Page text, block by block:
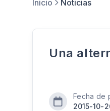
Inicio Noticias
Una
Fecha de
2015-10-